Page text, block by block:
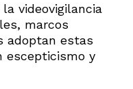
videovigilancia
marcos
adoptan estas
escepticismo y